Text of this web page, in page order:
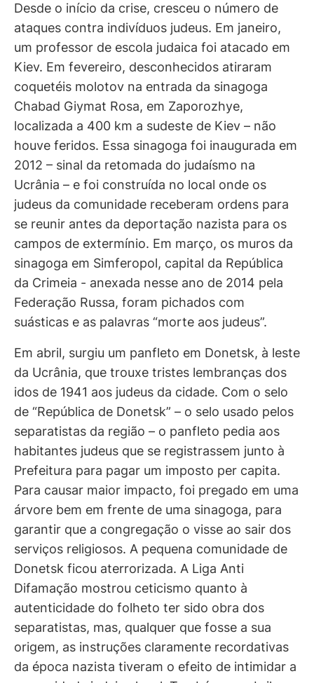
Desde o início da crise, cresceu o número de
ataques contra indivíduos judeus. Em janeiro,
um professor de escola judaica foi atacado em
Kiev. Em fevereiro, desconhecidos atiraram
coquetéis molotov na entrada da sinagoga
Chabad Giymat Rosa, em Zaporozhye,
localizada a 400 km a sudeste de Kiev – não
houve feridos. Essa sinagoga foi inaugurada em
2012 – sinal da retomada do judaísmo na
Ucrânia – e foi construída no local onde os
judeus da comunidade receberam ordens para
se reunir antes da deportação nazista para os
campos de extermínio. Em março, os muros da
sinagoga em Simferopol, capital da República
da Crimeia - anexada nesse ano de 2014 pela
Federação Russa, foram pichados com
suásticas e as palavras “morte aos judeus”.
Em abril, surgiu um panfleto em Donetsk, à leste
da Ucrânia, que trouxe tristes lembranças dos
idos de 1941 aos judeus da cidade. Com o selo
de “República de Donetsk” – o selo usado pelos
separatistas da região – o panfleto pedia aos
habitantes judeus que se registrassem junto à
Prefeitura para pagar um imposto per capita.
Para causar maior impacto, foi pregado em uma
árvore bem em frente de uma sinagoga, para
garantir que a congregação o visse ao sair dos
serviços religiosos. A pequena comunidade de
Donetsk ficou aterrorizada. A Liga Anti
Difamação mostrou ceticismo quanto à
autenticidade do folheto ter sido obra dos
separatistas, mas, qualquer que fosse a sua
origem, as instruções claramente recordativas
da época nazista tiveram o efeito de intimidar a